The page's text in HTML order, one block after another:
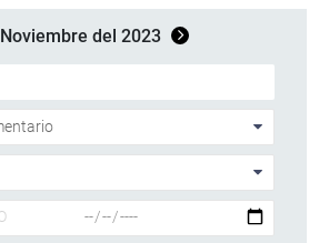
Noviembre del 2023